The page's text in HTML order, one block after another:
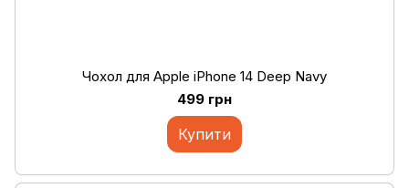
Чохол для Apple iPhone 14 Deep Navy
499 грн
Купити